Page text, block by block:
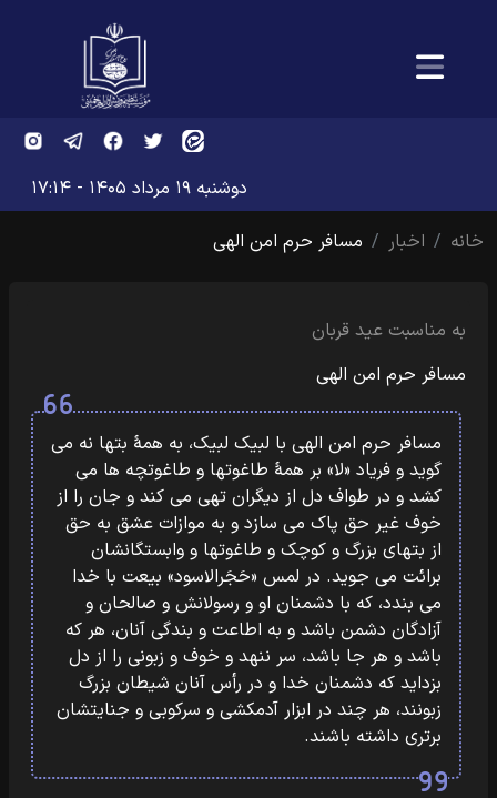
دوشنبه ۱۹ مرداد ۱۴۰۵ - ۱۷:۱۴
خانه
اخبار مسافر حرم امن الهی
به مناسبت عید قربان
مسافر حرم امن الهی
مسافر حرم امن الهی با لبیک لبیک، به همۀ بتها نه می
گوید و فریاد «لا» بر همۀ طاغوتها و طاغوتچه ها می
کشد و در طواف دل از دیگران تهی می کند و جان را از
خوف غیر حق پاک می سازد و به موازات عشق به حق
از بتهای بزرگ و کوچک و طاغوتها و وابستگانشان
برائت می جوید. در لمس «حَجَرالاسود» بیعت با خدا
می بندد، که با دشمنان او و رسولانش و صالحان و
آزادگان دشمن باشد و به اطاعت و بندگی آنان، هر که
باشد و هر جا باشد، سر ننهد و خوف و زبونی را از دل
بزداید که دشمنان خدا و در رأس آنان شیطان بزرگ
زبونند، هر چند در ابزار آدمکشی و سرکوبی و جنایتشان
برتری داشته باشند.